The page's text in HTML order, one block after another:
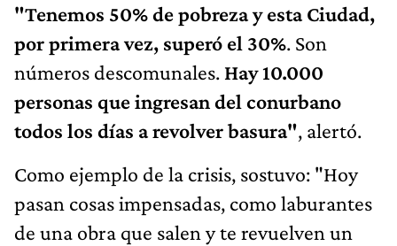
"Tenemos 50% de pobreza y esta Ciudad,
por primera vez, superó el 30%. Son
números descomunales. Hay 10.000
personas que ingresan del conurbano
todos los días a revolver basura", alertó.
Como ejemplo de la crisis, sostuvo: "Hoy
pasan cosas impensadas, como laburantes
de una obra que salen y te revuelven un